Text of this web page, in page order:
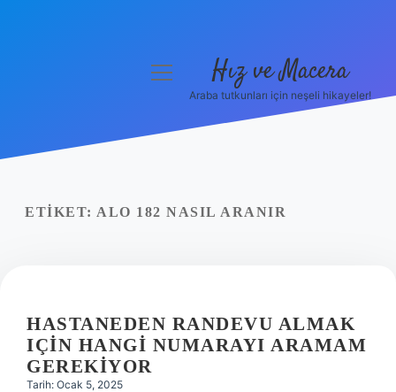
Yasal Uyarı
menüyü
Hız ve Macera
Araba tutkunları için neşeli hikayeler!
ETIKET: ALO 182 NASIL ARANIR
HASTANEDEN RANDEVU ALMAK
IÇIN HANGI NUMARAYI ARAMAM
GEREKIYOR
Tarih: Ocak 5, 2025